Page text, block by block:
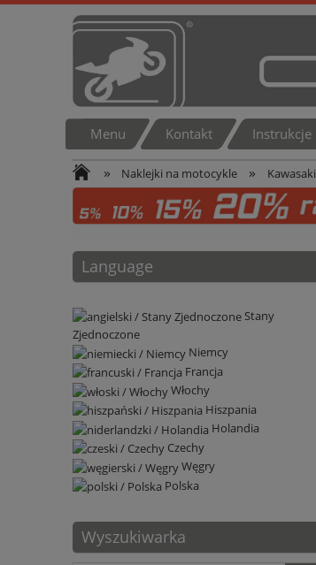
Menu Kontakt Instrukcje
» Naklejki na motocykle » Kawasaki
Language
Stany
Zjednoczone
Niemcy
Francja
Włochy
Hiszpania
Holandia
Czechy
Węgry
Polska
Wyszukiwarka